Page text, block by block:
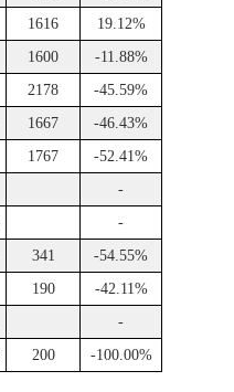
1616
19.12%
1600
-11.88%
2178
-45.59%
1667
-46.43%
1767
-52.41%
-
-
341
-54.55%
190
-42.11%
-
200 -100.00%